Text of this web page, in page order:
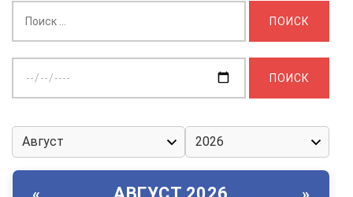
дату: